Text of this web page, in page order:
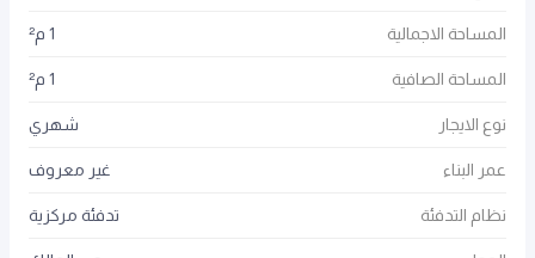
المساحة الاجمالية 1 م²
المساحة الصافية 1 م²
نوع الايجار شهري
عمر البناء غير معروف
نظام التدفئة تدفئة مركزية